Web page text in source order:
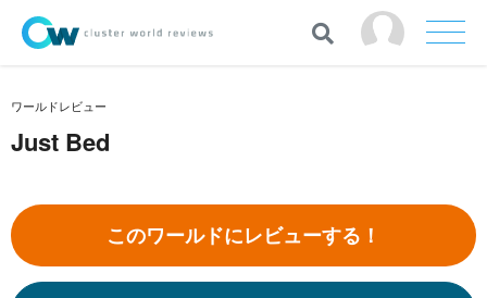
ワールドレビュー
Just Bed
このワールドにレビューする！